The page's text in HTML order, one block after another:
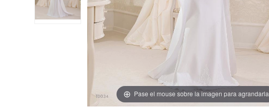
Pase el mouse sobre la imagen para agrandarla